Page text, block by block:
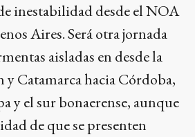
inestabilidad desde el NOA
Aires. Será otra jornada
aisladas en desde la
y Catamarca hacia Córdoba,
y el sur bonaerense, aunque
de que se presenten